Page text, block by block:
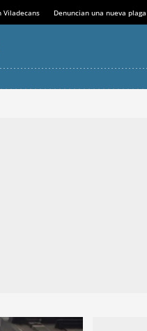
Viladecans Denuncian una nueva